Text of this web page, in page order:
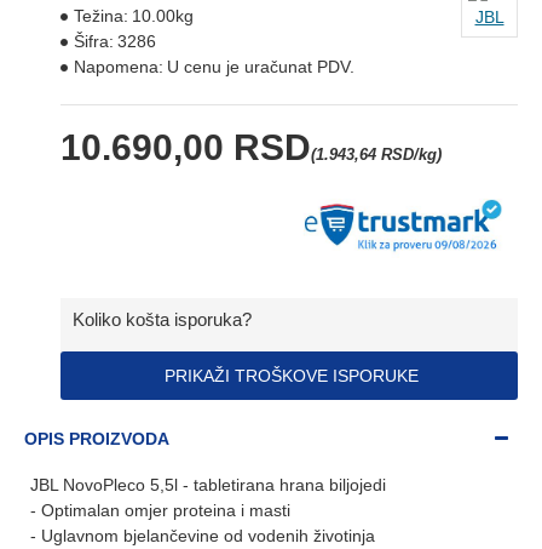
10.690,00 RSD(1.943,64 RSD/kg)
Težina: 10.00kg
Šifra: 3286
Napomena: U cenu je uračunat PDV.
JBL
Koliko košta isporuka?
PRIKAŽI TROŠKOVE ISPORUKE
OPIS PROIZVODA
JBL NovoPleco 5,5l - tabletirana hrana biljojedi
- Optimalan omjer proteina i masti
- Uglavnom bjelančevine od vodenih životinja